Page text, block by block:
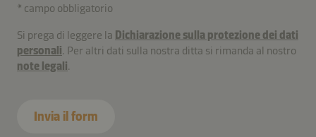
* campo obbligatorio
Si prega di leggere la Dichiarazione sulla protezione dei dati
personali. Per altri dati sulla nostra ditta si rimanda al nostro
note legali.
Invia il form